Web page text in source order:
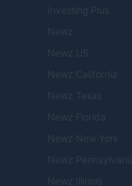
Investing Plus
Newz
Newz US
Newz California
Newz Texas
Newz Florida
Newz New York
Newz Pennsylvania
Newz Illinois